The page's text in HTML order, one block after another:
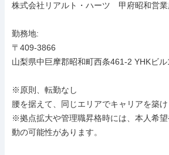
株式会社リアルト・ハーツ　甲府昭和営
勤務地:
〒409-3866
山梨県中巨摩郡昭和町西条461-2 YHKビル
※原則、転勤なし
腰を据えて、同じエリアでキャリアを築け
※拠点拡大や管理職昇格時には、本人希
動の可能性があります。